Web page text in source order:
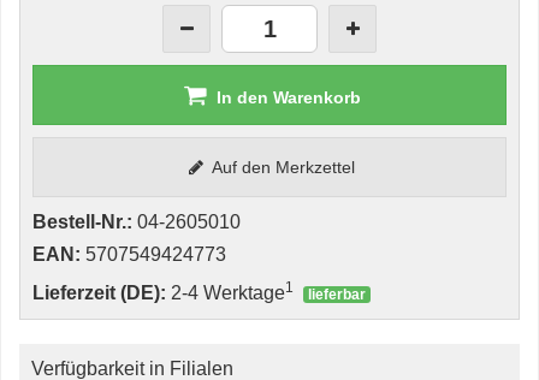
In den Warenkorb
Auf den Merkzettel
Bestell-Nr.: 04-2605010
EAN: 5707549424773
Lieferzeit (DE): 2-4 Werktage1 lieferbar
Verfügbarkeit in Filialen